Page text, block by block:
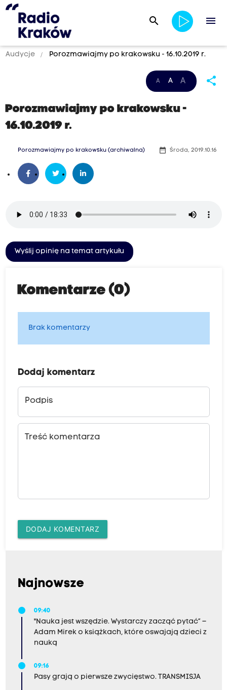
search menu
Audycje Porozmawiajmy po krakowsku - 16.10.2019 r.
A A A share
Porozmawiajmy po krakowsku -
16.10.2019 r.
Porozmawiajmy po krakowsku (archiwalna) date_range Środa, 2019.10.16
Wyślij opinię na temat artykułu
Komentarze (0)
Brak komentarzy
Dodaj komentarz
Podpis
Treść komentarza
DODAJ KOMENTARZ
Najnowsze
09:40
"Nauka jest wszędzie. Wystarczy zacząć pytać” –
Adam Mirek o książkach, które oswajają dzieci z
nauką
09:16
Pasy grają o pierwsze zwycięstwo. TRANSMISJA